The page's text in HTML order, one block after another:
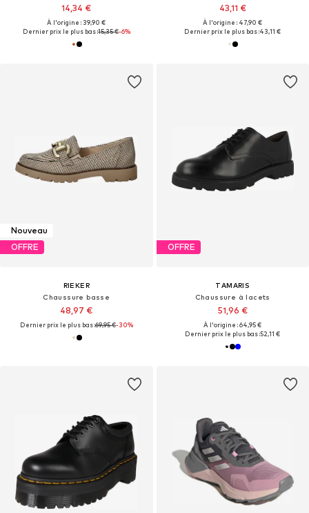
14,34 €
À l'origine : 39,90 €
Dernier prix le plus bas :15,35 €-6%
43,11 €
À l'origine : 47,90 €
Dernier prix le plus bas :43,11 €
Nouveau
OFFRE
RIEKER
Chaussure basse
48,97 €
Dernier prix le plus bas :69,95 €-30%
OFFRE
TAMARIS
Chaussure à lacets
51,96 €
À l'origine : 64,95 €
Dernier prix le plus bas :52,11 €